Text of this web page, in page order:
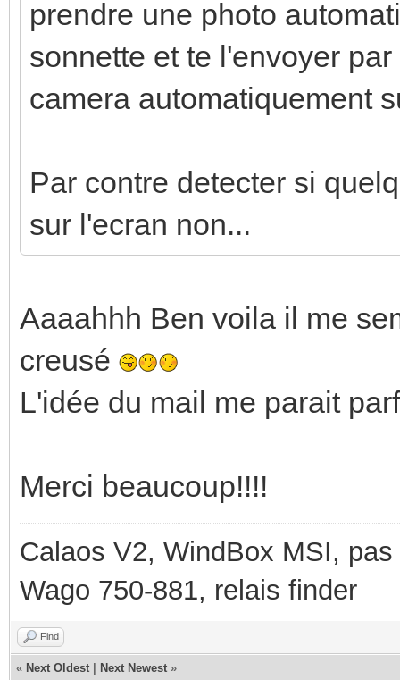
prendre une photo
sonnette et te l'envoyer
camera automatiquement
Par contre detecter si
sur l'ecran non...
Aaaahhh Ben voila il me
creusé
L'idée du mail me parait
Merci beaucoup!!!!
Calaos V2, WindBox MSI,
Wago 750-881, relais finder
Find
« Next Oldest Next Newest »